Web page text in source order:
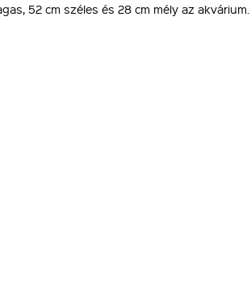
52 cm széles és 28 cm mély az akvárium.